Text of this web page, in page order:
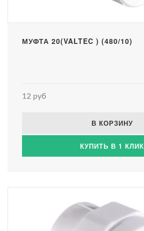
МУФТА 20(VALTEC ) (480/10)
12 руб
В КОРЗИНУ
КУПИТЬ В 1 КЛИК